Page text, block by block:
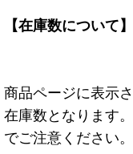
【在庫数について】
商品ページに表示
在庫数となります
でご注意ください。